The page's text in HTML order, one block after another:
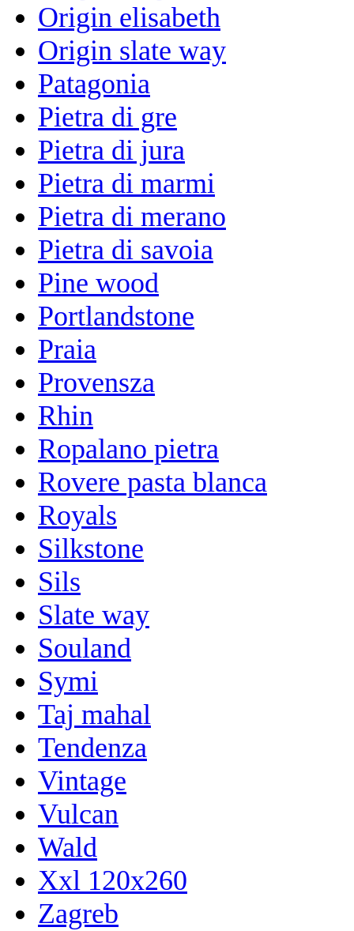
Origin elisabeth
Origin slate way
Patagonia
Pietra di gre
Pietra di jura
Pietra di marmi
Pietra di merano
Pietra di savoia
Pine wood
Portlandstone
Praia
Provensza
Rhin
Ropalano pietra
Rovere pasta blanca
Royals
Silkstone
Sils
Slate way
Souland
Symi
Taj mahal
Tendenza
Vintage
Vulcan
Wald
Xxl 120x260
Zagreb